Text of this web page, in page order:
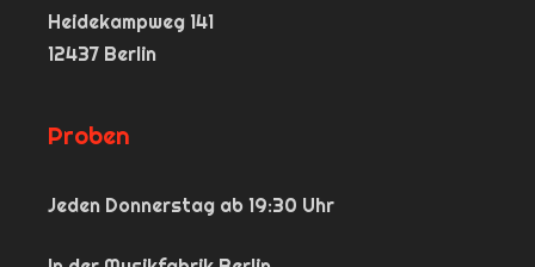
Heidekampweg 141
12437 Berlin
Proben
Jeden Donnerstag ab 19:30 Uhr